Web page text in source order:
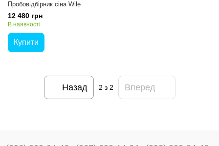
Пробовідбірник сіна Wile
12 480 грн
В наявності
Купити
Назад 2 з 2 Вперед